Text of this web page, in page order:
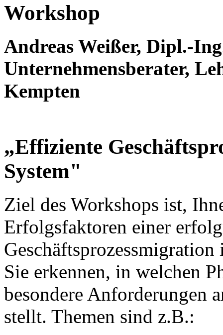
Workshop
Andreas Weißer, Dipl.-
Unternehmensberater,
Kempten
„Effiziente
System"
Ziel des Workshops ist,
Erfolgsfaktoren einer
Sie erkennen, in welchen
besondere Anforderungen
stellt. Themen sind z.B.: